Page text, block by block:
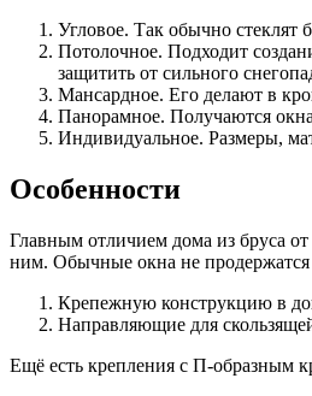
Угловое. Так обычно стеклят
Потолочное. Подходит
защитить от сильного
Мансардное. Его делают в
Панорамное. Получаются
Индивидуальное. Размеры,
Особенности
Главным отличием дома из бруса
ним. Обычные окна не
Крепежную конструкцию в
Направляющие для
Ещё есть крепления с П-образным